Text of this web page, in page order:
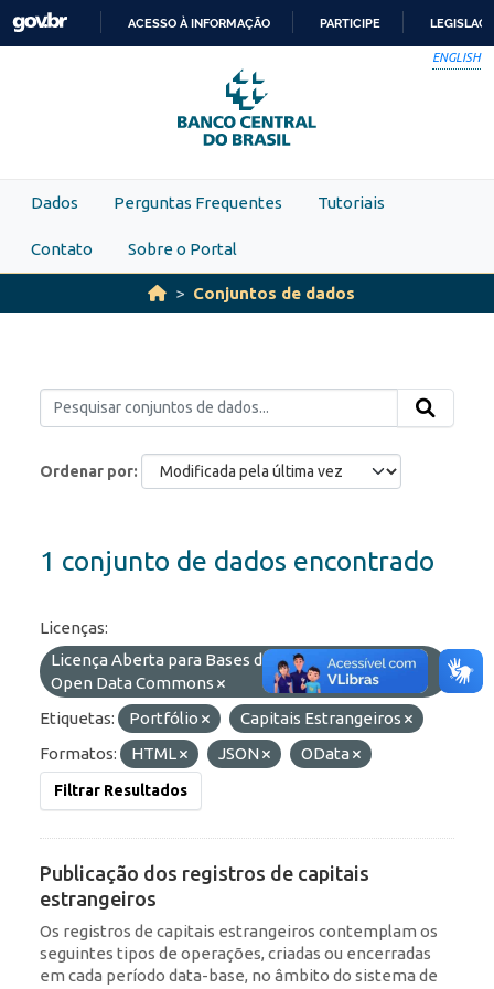
Skip to main content
PARA
O
CONTEÚDO
ACESSO À INFORMAÇÃO PARTICIPE
ENGLISH
Dados Perguntas Frequentes Tutoriais
Contato Sobre o Portal
Conjuntos de dados
Ordenar por
1 conjunto de dados encontrado
Licenças:
Licença Aberta para Bases de Dados (ODbL) do
Open Data Commons
Etiquetas:
Portfólio
Capitais Estrangeiros
Formatos:
HTML JSON OData
Filtrar Resultados
Publicação dos registros de capitais
estrangeiros
Os registros de capitais estrangeiros contemplam os
seguintes tipos de operações, criadas ou encerradas
em cada período data-base, no âmbito do sistema de